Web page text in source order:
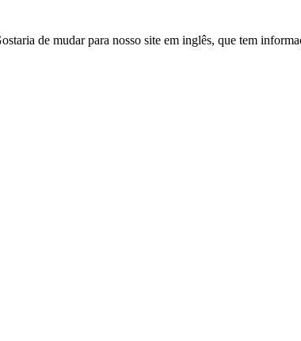
de mudar para nosso site em inglês, que tem